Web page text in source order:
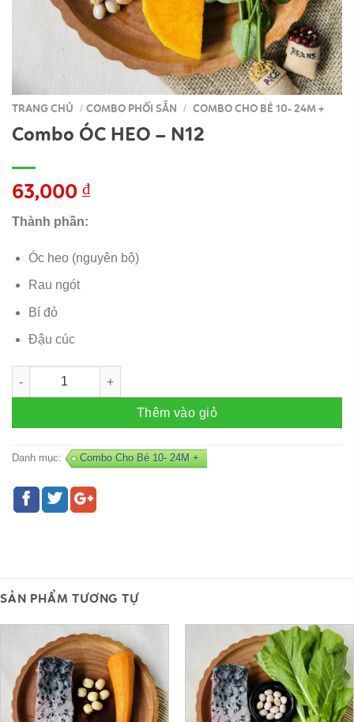
TRANG CHỦ / COMBO PHỐI SẴN / COMBO CHO BÉ 10- 24M +
Combo ÓC HEO – N12
63,000 ₫
Thành phần:
Óc heo (nguyên bộ)
Rau ngót
Bí đỏ
Đậu cúc
Combo ÓC HEO - N12 số lượng
Thêm vào giỏ
Danh mục: Combo Cho Bé 10- 24M +
SẢN PHẨM TƯƠNG TỰ